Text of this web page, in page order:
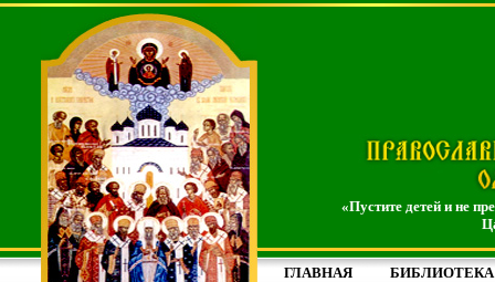
«Пустите детей и не
ГЛАВНАЯ БИБЛИОТЕКА